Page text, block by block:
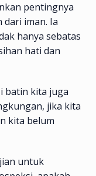
pentingnya
dari iman. Ia
hanya sebatas
hati dan
batin kita juga
jika kita
kita belum
untuk